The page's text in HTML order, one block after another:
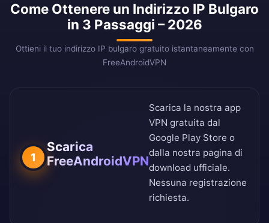
Come Ottenere un Indirizzo IP Bulgaro
in 3 Passaggi – 2026
Ottieni il tuo indirizzo IP bulgaro gratuito istantaneamente con
FreeAndroidVPN
1
Scarica
FreeAndroidVPN
Scarica la nostra app
VPN gratuita dal
Google Play Store o
dalla nostra pagina di
download ufficiale.
Nessuna registrazione
richiesta.